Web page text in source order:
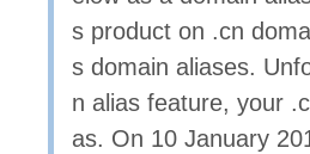
s product on .cn
s domain aliases.
n alias feature, your
as. On 10 January